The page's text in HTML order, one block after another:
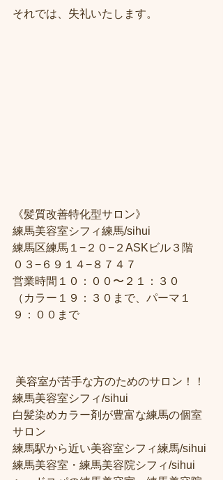
それでは、失礼いたします。
《髪質改善特化型サロン》
練馬美容室シフィ練馬/sihui
練馬区練馬１−２０−２ASKビル３階
０３−６９１４−８７４７
営業時間１０：００〜２１：３０
（カラー１９：３０まで、パーマ１
９：００まで
練馬美容室シフィ/sihui
白髪染めカラー剤が豊富な練馬の個室
サロン
練馬駅から近い美容室シフィ練馬/sihui
練馬美容室・練馬美容院シフィ/sihui